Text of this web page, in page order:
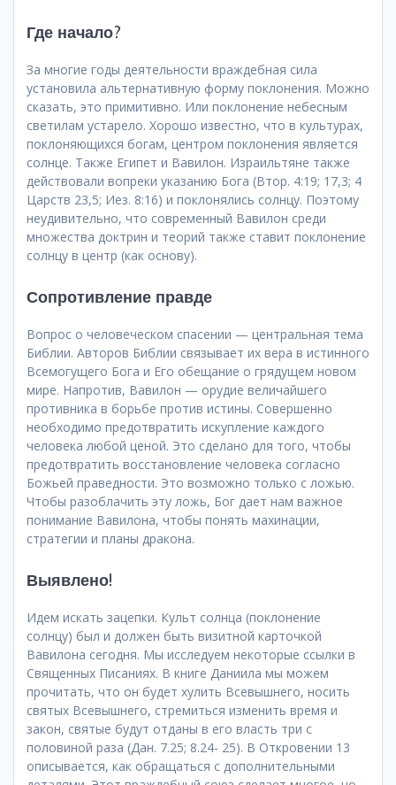
Где начало?
За многие годы деятельности враждебная сила
установила альтернативную форму поклонения. Можно
сказать, это примитивно. Или поклонение небесным
светилам устарело. Хорошо известно, что в культурах,
поклоняющихся богам, центром поклонения является
солнце. Также Египет и Вавилон. Израильтяне также
действовали вопреки указанию Бога (Втор. 4:19; 17,3; 4
Царств 23,5; Иез. 8:16) и поклонялись солнцу. Поэтому
неудивительно, что современный Вавилон среди
множества доктрин и теорий также ставит поклонение
солнцу в центр (как основу).
Сопротивление правде
Вопрос о человеческом спасении — центральная тема
Библии. Авторов Библии связывает их вера в истинного
Всемогущего Бога и Его обещание о грядущем новом
мире. Напротив, Вавилон — орудие величайшего
противника в борьбе против истины. Совершенно
необходимо предотвратить искупление каждого
человека любой ценой. Это сделано для того, чтобы
предотвратить восстановление человека согласно
Божьей праведности. Это возможно только с ложью.
Чтобы разоблачить эту ложь, Бог дает нам важное
понимание Вавилона, чтобы понять махинации,
стратегии и планы дракона.
Выявлено!
Идем искать зацепки. Культ солнца (поклонение
солнцу) был и должен быть визитной карточкой
Вавилона сегодня. Мы исследуем некоторые ссылки в
Священных Писаниях. В книге Даниила мы можем
прочитать, что он будет хулить Всевышнего, носить
святых Всевышнего, стремиться изменить время и
закон, святые будут отданы в его власть три с
половиной раза (Дан. 7.25; 8.24- 25). В Откровении 13
описывается, как обращаться с дополнительными